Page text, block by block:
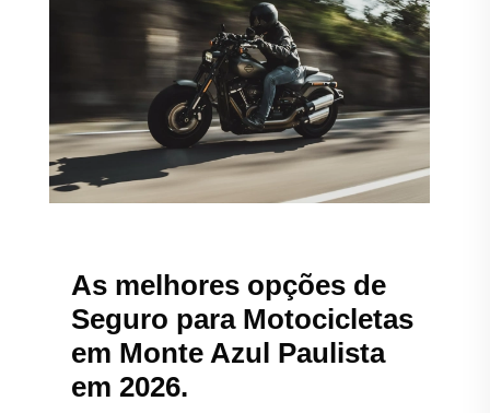
As melhores opções de
Seguro para Motocicletas
em Monte Azul Paulista
em 2026.